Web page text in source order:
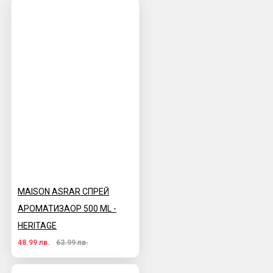
MAISON ASRAR СПРЕЙ
АРОМАТИЗАОР 500 ML -
HERITAGE
48.99 лв. 63.99 лв.